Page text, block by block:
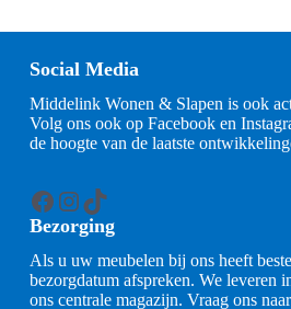
Social Media
Middelink Wonen & Slapen is ook
Volg ons ook op Facebook en
de hoogte van de laatste
Facebook
Instagram
TikTok
Bezorging
Als u uw meubelen bij ons heeft
bezorgdatum afspreken. We leveren
ons centrale magazijn. Vraag ons